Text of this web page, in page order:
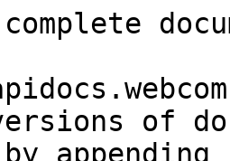
of